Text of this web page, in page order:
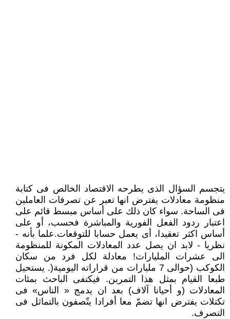
يتجسم السؤال الذى يطرحه الاقتصاد الخالص فى كتابة
منظومة معادلات يفترض انها تعبر عن تصرفات العاملين
فى الساحة. سواء كان ذلك على أساس مبسط قائم على
اعتبار ردود الفعل الفورية والمباشرة فحسب، أو على
أساس اكثر تعقيدا، أى يعمل حسابا للتوقعات.علما بأنه -
نظريا - لابد ان يصل عدد المعادلات المكونة للمنظومة
الى عشرات المليارات! معادلة لكل فرد من سكان
الكوكب (حوالى 7 مليارات من قراراته اليومية(. يستحيل
طبعا القيام بمثل هذا التمرين. فيكتفى الباحث بمئات
المعادلات (و أحيانا آلاف) بعد ان يدمج « الناس» فى
تكتلات يفترض انها تضمّ معا أفرادا يتّصفون بالتماثل فى
التصرف.